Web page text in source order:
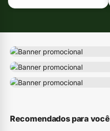
Recomendados para você